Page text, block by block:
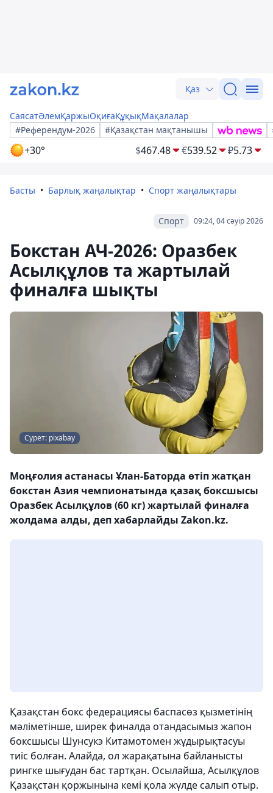
Қаз
СаясатӘлемҚаржыОқиғаҚұқықМақалалар
#Референдум-2026
#Қазақстан мақтанышы
+30° $467.48 €539.52 ₽5.73
Басты Барлық жаңалықтар Спорт жаңалықтары
09:24, 04 сәуір 2026
Спорт
Бокстан АЧ-2026: Оразбек
Асылқұлов та жартылай
финалға шықты
Сурет: pixabay
Моңғолия астанасы Ұлан-Баторда өтіп жатқан
бокстан Азия чемпионатында қазақ боксшысы
Оразбек Асылқұлов (60 кг) жартылай финалға
жолдама алды, деп хабарлайды Zakon.kz.
Қазақстан бокс федерациясы баспасөз қызметінің
мәліметінше, ширек финалда отандасымыз жапон
боксшысы Шунсукэ Китамотомен жұдырықтасуы
тиіс болған. Алайда, ол жарақатына байланысты
рингке шығудан бас тартқан. Осылайша, Асылқұлов
Қазақстан қоржынына кемі қола жүлде салып отыр.